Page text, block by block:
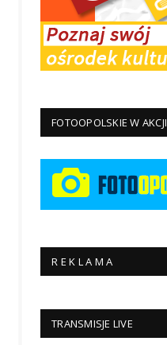
FOTOOPOLSKIE W AKCJI
R E K L A M A
TRANSMISJE LIVE